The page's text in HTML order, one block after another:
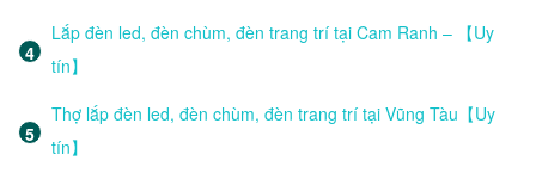
Lắp đèn led, đèn chùm, đèn trang trí tại Cam Ranh – 【Uy
tín】
Thợ lắp đèn led, đèn chùm, đèn trang trí tại Vũng Tàu【Uy
tín】